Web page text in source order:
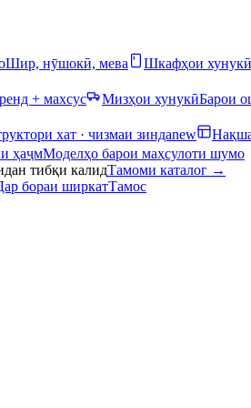
Шир, нӯшокӣ, мева Шкафҳои хунукӣ
+ махсус Мизҳои хунукӣБарои
хат · чизмаи зиндаnew
ҳаҷмМоделҳо барои маҳсулоти шумо
тибқи калидТамоми каталог →
бораи ширкатТамос